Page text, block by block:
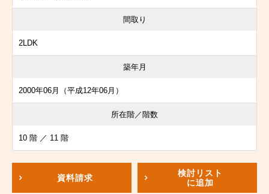
間取り
2LDK
築年月
2000年06月（平成12年06月）
所在階／階数
10 階 ／ 11 階
資料請求
検討リスト
に追加